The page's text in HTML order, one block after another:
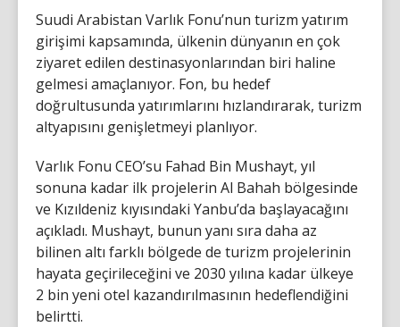
Suudi Arabistan Varlık Fonu’nun turizm yatırım
girişimi kapsamında, ülkenin dünyanın en çok
ziyaret edilen destinasyonlarından biri haline
gelmesi amaçlanıyor. Fon, bu hedef
doğrultusunda yatırımlarını hızlandırarak, turizm
altyapısını genişletmeyi planlıyor.
Varlık Fonu CEO’su Fahad Bin Mushayt, yıl
sonuna kadar ilk projelerin Al Bahah bölgesinde
ve Kızıldeniz kıyısındaki Yanbu’da başlayacağını
açıkladı. Mushayt, bunun yanı sıra daha az
bilinen altı farklı bölgede de turizm projelerinin
hayata geçirileceğini ve 2030 yılına kadar ülkeye
2 bin yeni otel kazandırılmasının hedeflendiğini
belirtti.